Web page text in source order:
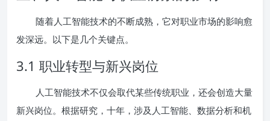
随着人工智能技术的不断成熟，它对职业市场的影响愈
发深远。以下是几个关键点。
3.1 职业转型与新兴岗位
人工智能技术不仅会取代某些传统职业，还会创造大量
新兴岗位。根据研究，十年，涉及人工智能、数据分析和机